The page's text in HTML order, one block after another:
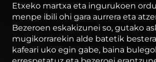
Etxeko martxa eta ingurukoen
menpe ibili ohi gara aurrera eta
Bezeroen eskakizunei so, gutako
mugikorrarekin alde batetik
kafeari uko egin gabe, baina